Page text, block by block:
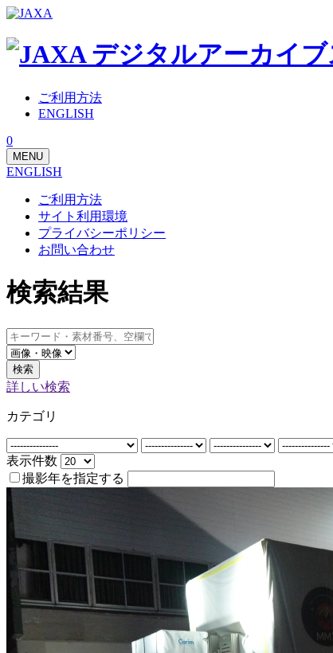
ご利用方法
ENGLISH
0
MENU
ENGLISH
ご利用方法
サイト利用環境
プライバシーポリシー
お問い合わせ
検索結果
検索
詳しい検索
カテゴリ
表示件数
撮影年を指定する